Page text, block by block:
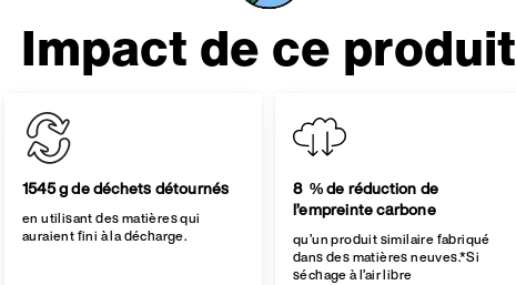
Impact de ce produit
1545 g de déchets détournés
en utilisant des matières qui
auraient fini à la décharge.
8 % de réduction de
l’empreinte carbone
qu’un produit similaire fabriqué
dans des matières neuves.*Si
séchage à l’air libre